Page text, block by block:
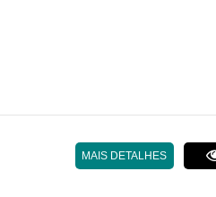
MAIS DETALHES